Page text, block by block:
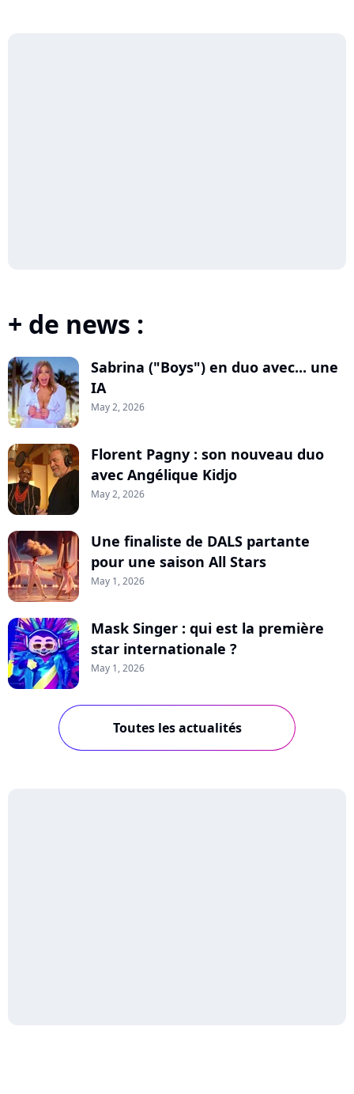
+ de news :
Sabrina ("Boys") en duo avec... une
IA
May 2, 2026
Florent Pagny : son nouveau duo
avec Angélique Kidjo
May 2, 2026
Une finaliste de DALS partante
pour une saison All Stars
May 1, 2026
Mask Singer : qui est la première
star internationale ?
May 1, 2026
Toutes les actualités